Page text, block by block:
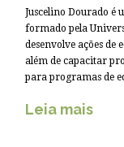
Juscelino Dourado é
formado pela
desenvolve ações de
além de capacitar
para programas de
Leia mais